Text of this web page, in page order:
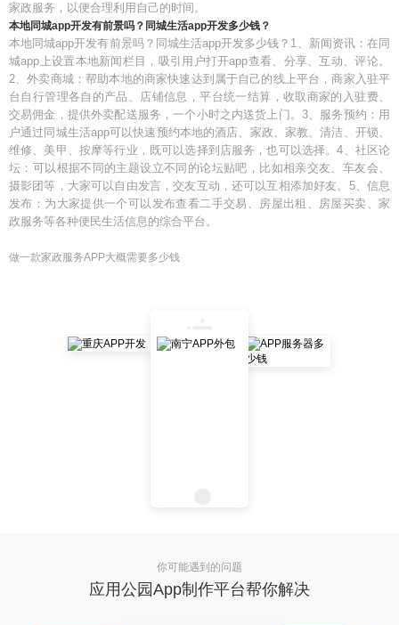
家政服务，以便合理利用自己的时间。
本地同城app开发有前景吗？同城生活app开发多少钱？
本地同城app开发有前景吗？同城生活app开发多少钱？1、新闻资讯：在同
城app上设置本地新闻栏目，吸引用户打开app查看、分享、互动、评论。
2、外卖商城：帮助本地的商家快速达到属于自己的线上平台，商家入驻平
台自行管理各自的产品、店铺信息，平台统一结算，收取商家的入驻费、
交易佣金，提供外卖配送服务，一个小时之内送货上门。3、服务预约：用
户通过同城生活app可以快速预约本地的酒店、家政、家教、清洁、开锁、
维修、美甲、按摩等行业，既可以选择到店服务，也可以选择。4、社区论
坛：可以根据不同的主题设立不同的论坛贴吧，比如相亲交友、车友会、
摄影团等，大家可以自由发言，交友互动，还可以互相添加好友。5、信息
发布：为大家提供一个可以发布查看二手交易、房屋出租、房屋买卖、家
政服务等各种便民生活信息的综合平台。
做一款家政服务APP大概需要多少钱
你可能遇到的问题
应用公园App制作平台帮你解决